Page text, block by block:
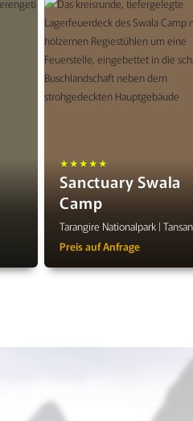
★★★★★
Sanctuary Swala
Camp
Tarangire Nationalpark |
Preis auf Anfrage